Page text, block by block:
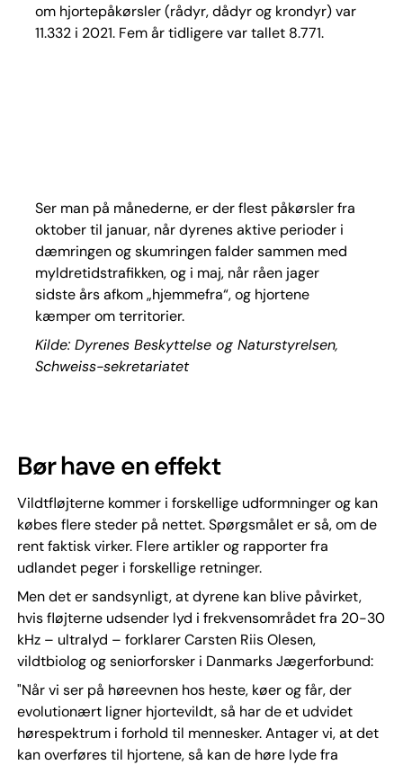
om hjortepåkørsler (rådyr, dådyr og krondyr) var
11.332 i 2021. Fem år tidligere var tallet 8.771.
Ser man på månederne, er der flest påkørsler fra
oktober til januar, når dyrenes aktive perioder i
dæmringen og skumringen falder sammen med
myldretidstrafikken, og i maj, når råen jager
sidste års afkom „hjemmefra“, og hjortene
kæmper om territorier.
Kilde: Dyrenes Beskyttelse og Naturstyrelsen,
Schweiss-sekretariatet
Bør have en effekt
Vildtfløjterne kommer i forskellige udformninger og kan
købes flere steder på nettet. Spørgsmålet er så, om de
rent faktisk virker. Flere artikler og rapporter fra
udlandet peger i forskellige retninger.
Men det er sandsynligt, at dyrene kan blive påvirket,
hvis fløjterne udsender lyd i frekvensområdet fra 20-30
kHz – ultralyd – forklarer Carsten Riis Olesen,
vildtbiolog og seniorforsker i Danmarks Jægerforbund:
"Når vi ser på høreevnen hos heste, køer og får, der
evolutionært ligner hjortevildt, så har de et udvidet
hørespektrum i forhold til mennesker. Antager vi, at det
kan overføres til hjortene, så kan de høre lyde fra